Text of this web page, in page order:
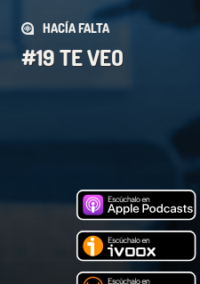
HACÍA FALTA
#19 TE VEO